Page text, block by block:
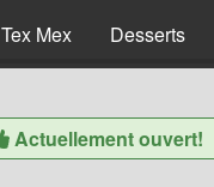
Tex Mex Desserts
Actuellement ouvert!